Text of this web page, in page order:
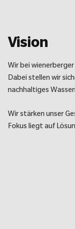
Vision
Wir bei
Dabei stellen wir
nachhaltiges
Wir stärken unser
Fokus liegt auf